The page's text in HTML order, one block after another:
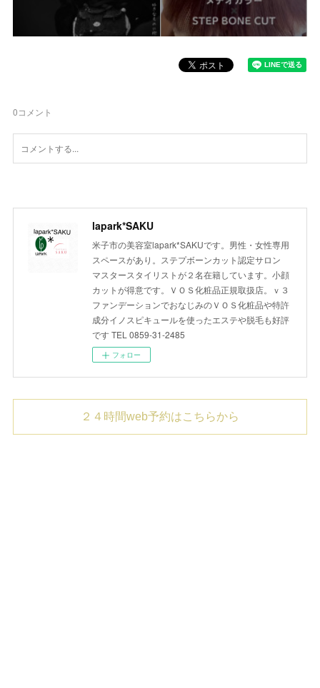
0コメント
lapark*SAKU
米子市の美容室lapark*SAKUです。男性・女性専用
スペースがあり。ステプボーンカット認定サロン
マスタースタイリストが２名在籍しています。小顔
カットが得意です。ＶＯＳ化粧品正規取扱店。ｖ３
ファンデーションでおなじみのＶＯＳ化粧品や特許
成分イノスピキュールを使ったエステや脱毛も好評
です TEL 0859-31-2485
フォロー
２４時間web予約はこちらから